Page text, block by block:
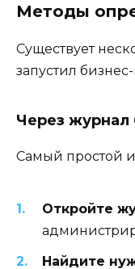
Методы
Существует
запустил
Через журнал
Самый простой
Откройте
Найдите